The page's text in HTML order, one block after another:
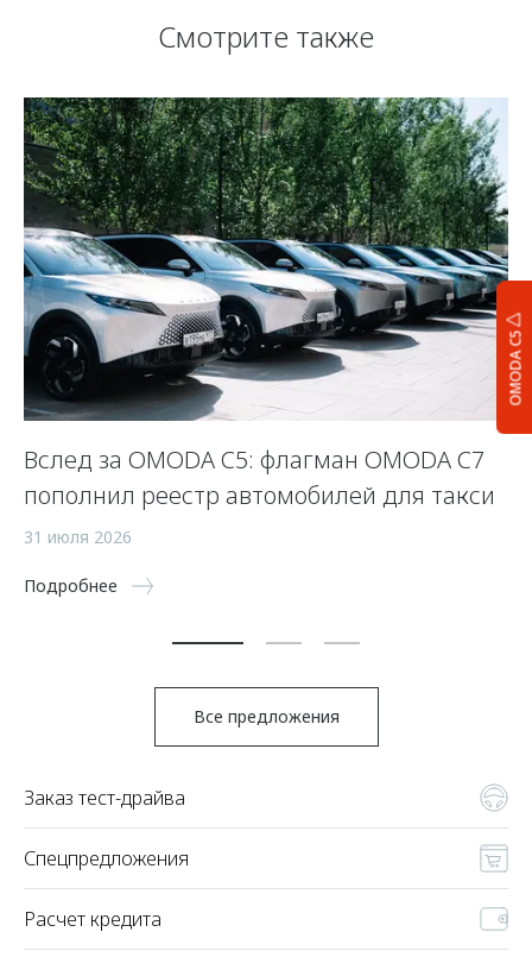
OMODA C5
Смотрите также
Вслед за OMODA C5: флагман OMODA C7
пополнил реестр автомобилей для такси
31 июля 2026
Подробнее
Все предложения
Заказ тест-драйва
Спецпредложения
Расчет кредита